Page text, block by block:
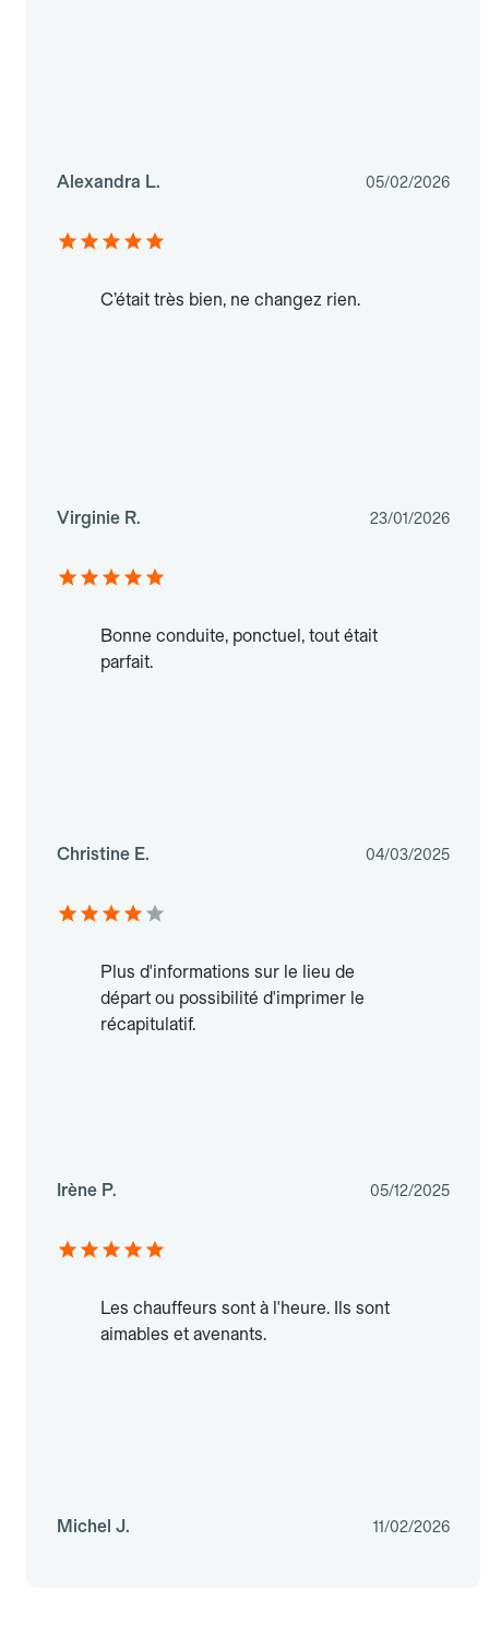
Alexandra L. 05/02/2026
C’était très bien, ne changez rien.
Virginie R. 23/01/2026
Bonne conduite, ponctuel, tout était
parfait.
Christine E. 04/03/2025
Plus d'informations sur le lieu de
départ ou possibilité d'imprimer le
récapitulatif.
Irène P. 05/12/2025
Les chauffeurs sont à l'heure. Ils sont
aimables et avenants.
Michel J. 11/02/2026